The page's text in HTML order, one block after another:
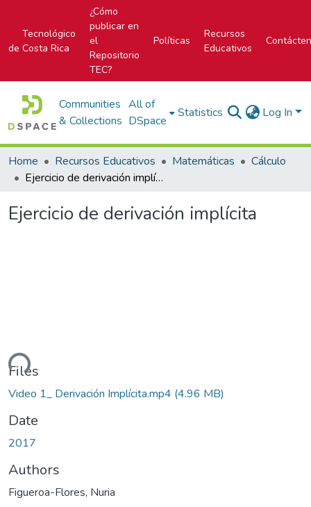
Tecnológico
de Costa Rica
¿Cómo
publicar en
el
Repositorio
TEC?
Políticas
Recursos
Educativos
Communities
& Collections
All of
DSpace
Statistics Log In
Home Recursos Educativos Matemáticas
Cálculo
Ejercicio de derivación implícita
Ejercicio de derivación implícita
Files
Video 1_ Derivación Implícita.mp4 (4.96 MB)
Date
2017
Authors
Figueroa-Flores, Nuria